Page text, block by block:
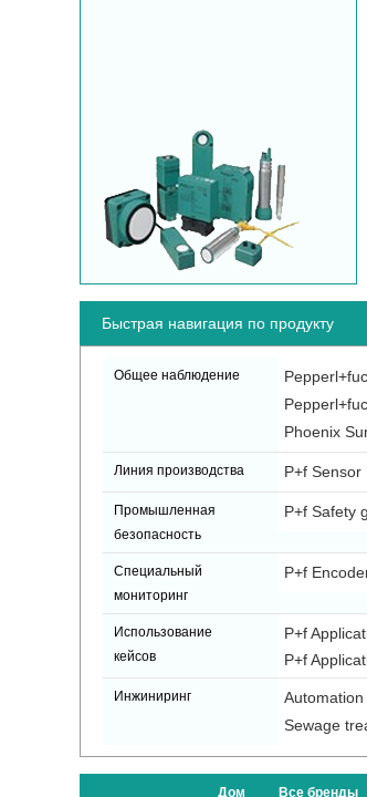
Быстрая навигация по продукту
Общее наблюдение
Phoenix
Линия производства P+f Sensor
Промышленная
безопасность
P+f Safety
Специальный
мониторинг
P+f
Использование
кейсов
P+f
P+f
Инжиниринг
Sewage
Дом Все бренды